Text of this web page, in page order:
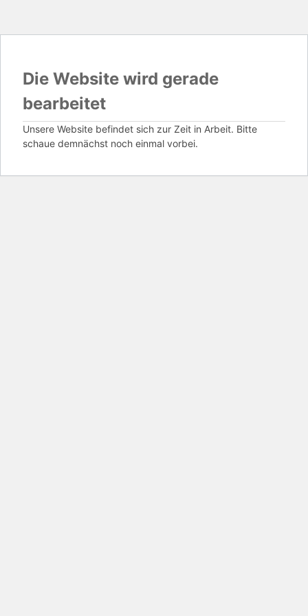
Die Website wird gerade
bearbeitet
Unsere Website befindet sich zur Zeit in Arbeit. Bitte
schaue demnächst noch einmal vorbei.